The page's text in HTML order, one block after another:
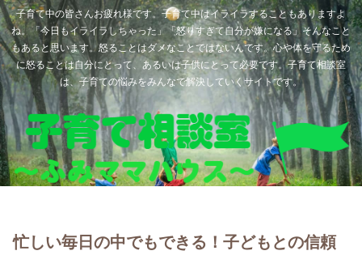
子育て中の皆さんお疲れ様です。子育て中はイライラすることもありますよ
ね。「今日もイライラしちゃった」「怒りすぎて自分が嫌になる」そんなこと
もあると思います。怒ることはダメなことではないんです。心や体を守るため
に怒ることは自分にとって、あるいは子供にとって必要です。子育て相談室
は、子育ての悩みをみんなで解決していくサイトです。
忙しい毎日の中でもできる！子どもとの信頼